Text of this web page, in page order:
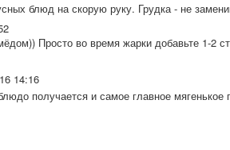
блюд на скорую руку. Грудка - не
Просто во время жарки добавьте 1-2
14:16
получается и самое главное